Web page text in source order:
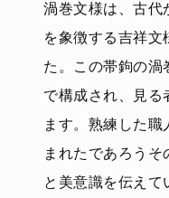
渦巻文様は、古代
を象徴する吉祥文
た。この帯鉤の渦
で構成され、見る
ます。熟練した職
まれたであろう
と美意識を伝えて